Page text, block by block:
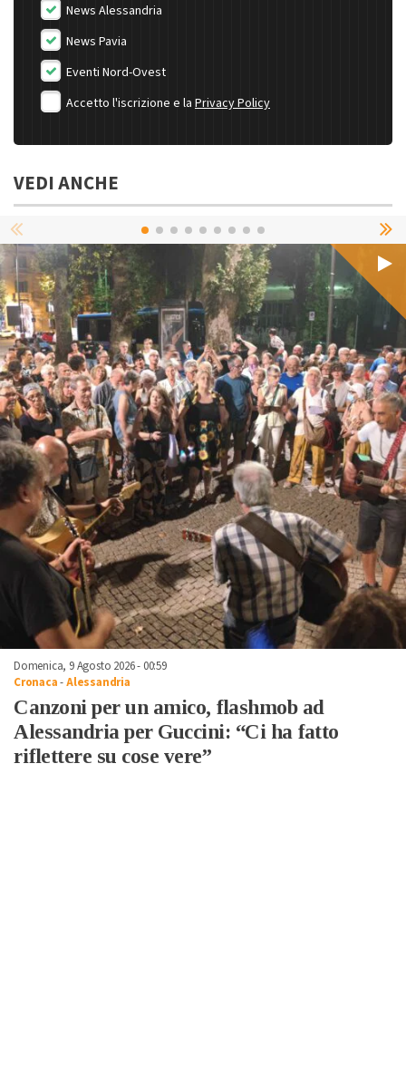
News Alessandria
News Pavia
Eventi Nord-Ovest
Accetto l'iscrizione e la Privacy Policy
VEDI ANCHE
Domenica, 9 Agosto 2026 - 00:59
Cronaca-Alessandria
Canzoni per un amico, flashmob ad
Alessandria per Guccini: “Ci ha fatto
riflettere su cose vere”